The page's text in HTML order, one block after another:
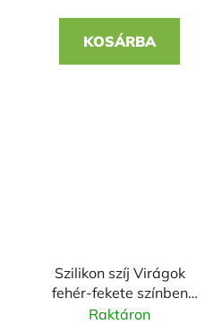
KOSÁRBA
Szilikon szíj Virágok
fehér-fekete színben
22mm
Raktáron